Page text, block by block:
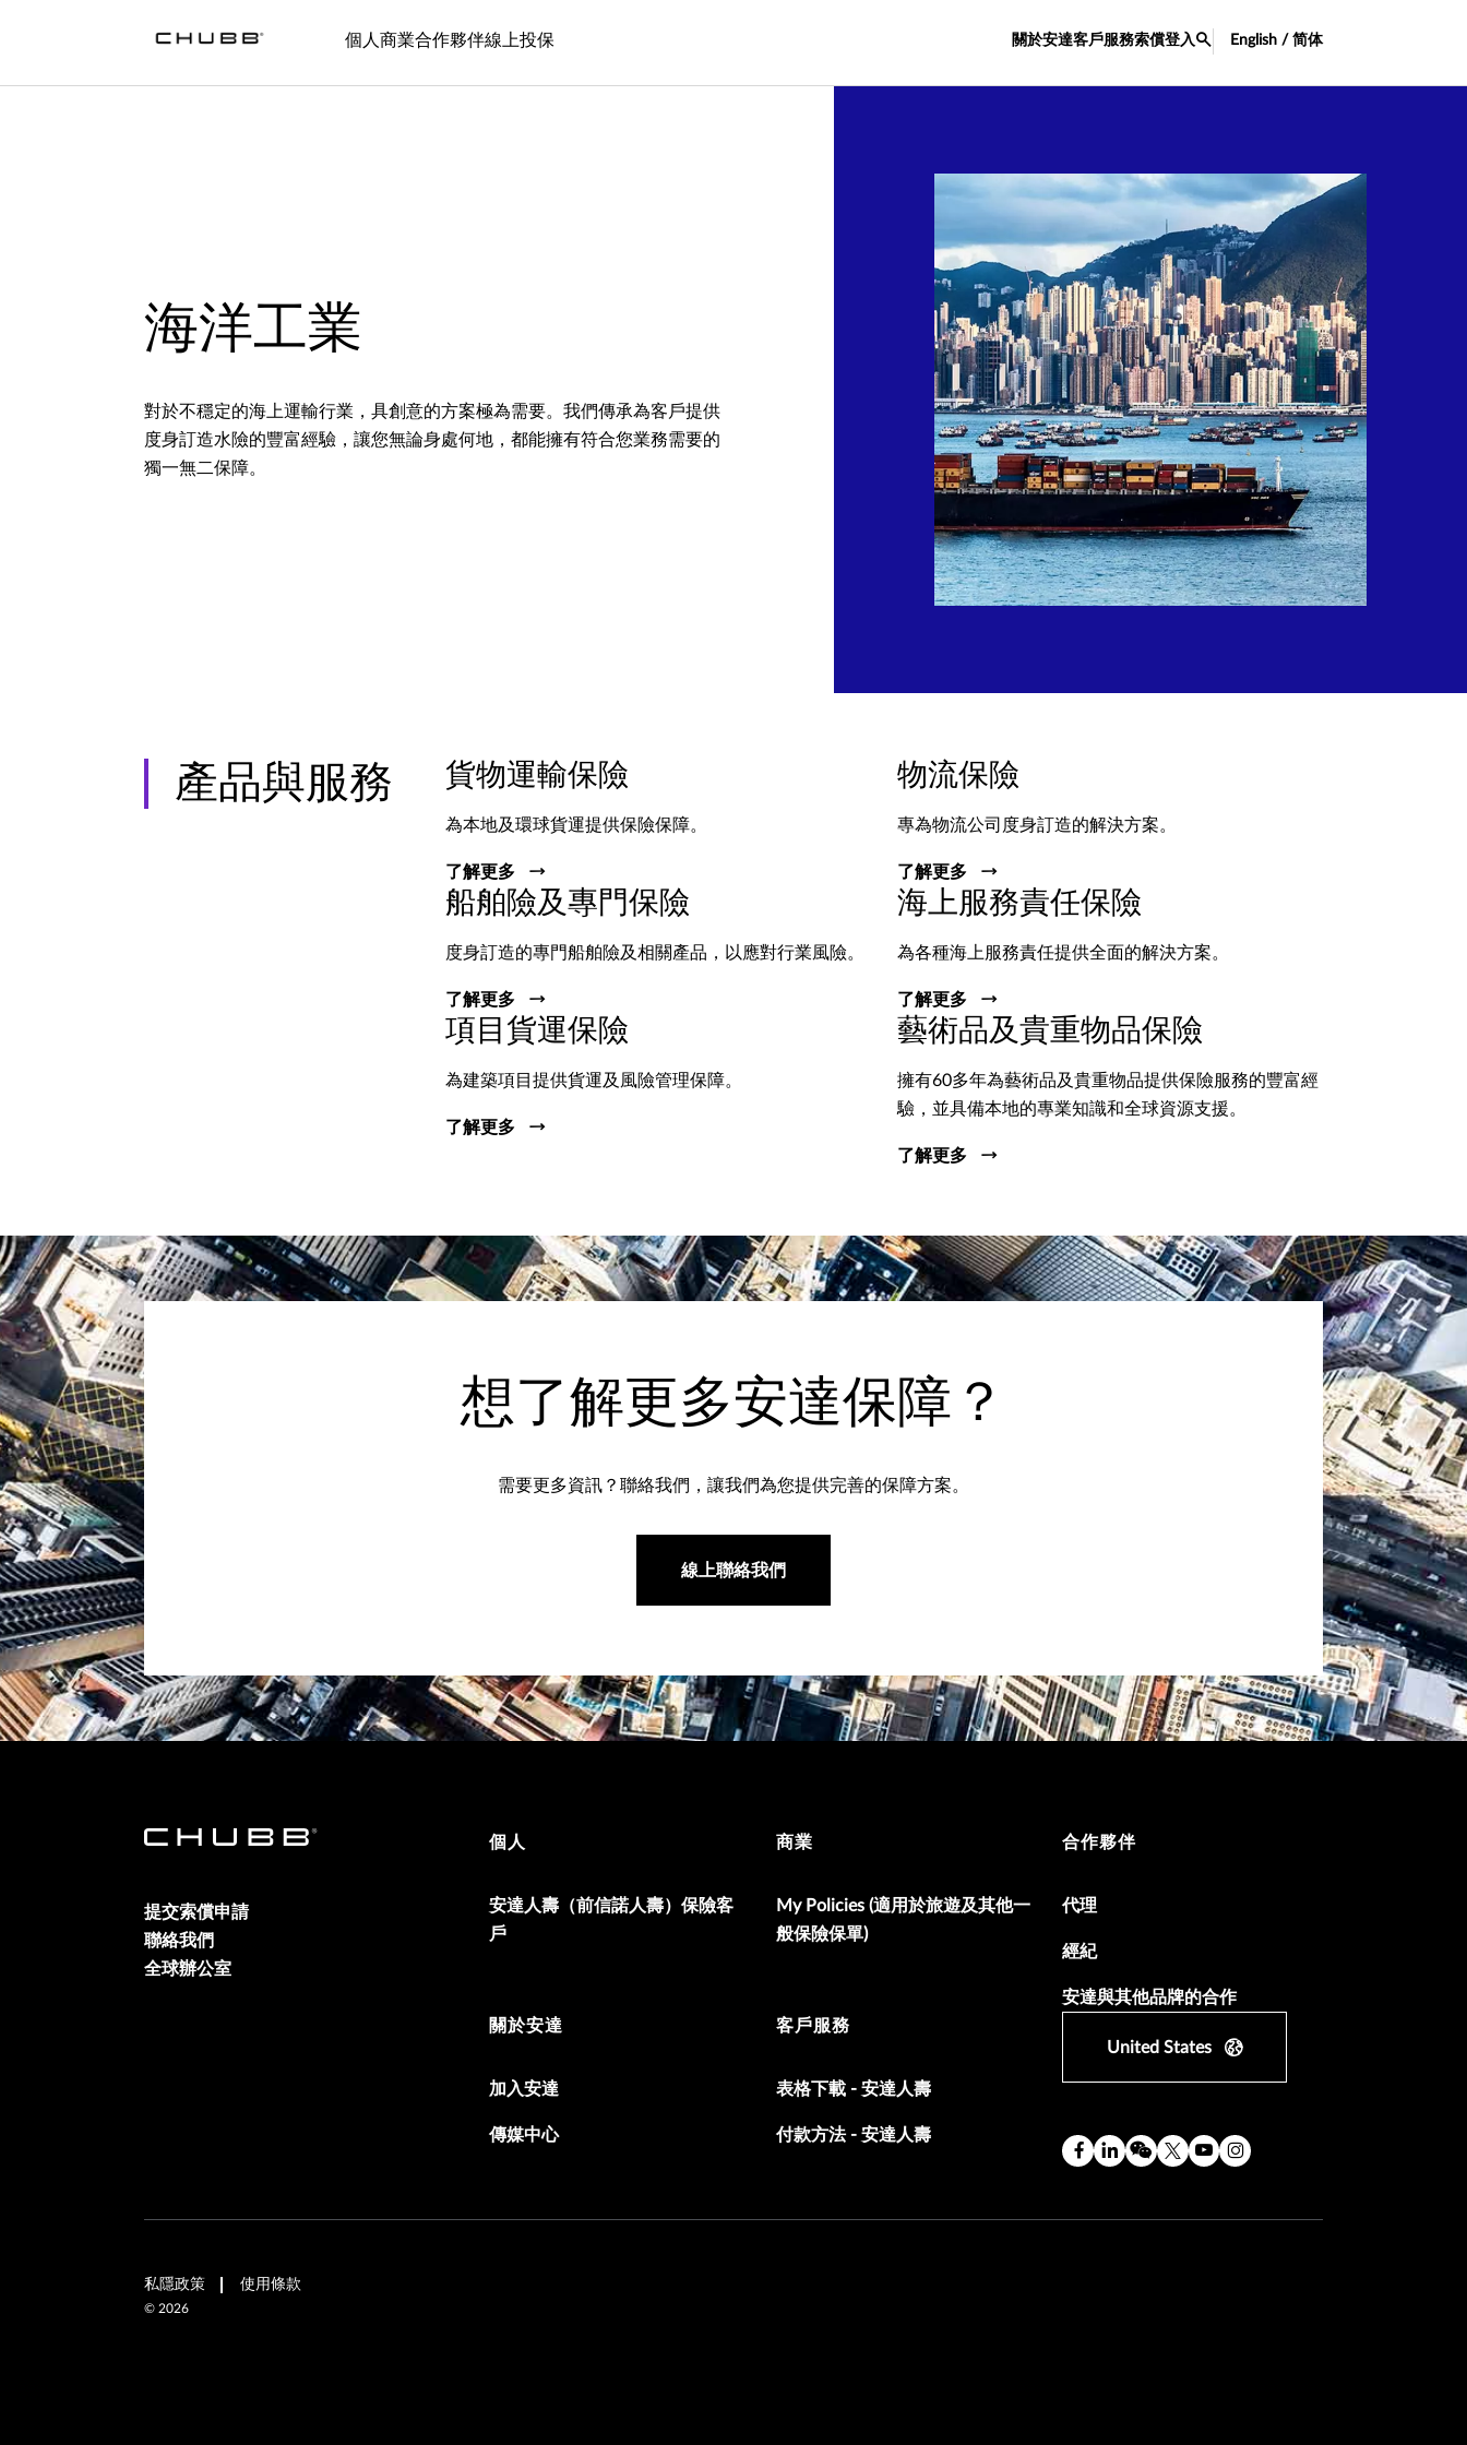
個人 商業合作夥伴線上投保 關於安達客戶服務索償登入 English / 简体
海洋工業
對於不穩定的海上運輸行業，具創意的方案極為需要。我們傳承為客戶提供
度身訂造水險的豐富經驗，讓您無論身處何地，都能擁有符合您業務需要的
獨一無二保障。
產品與服務 貨物運輸保險
為本地及環球貨運提供保險保障。
了解更多
物流保險
專為物流公司度身訂造的解決方案。
了解更多
船舶險及專門保險
度身訂造的專門船舶險及相關產品，以應對行業風險。
了解更多
海上服務責任保險
為各種海上服務責任提供全面的解決方案。
了解更多
項目貨運保險
為建築項目提供貨運及風險管理保障。
了解更多
藝術品及貴重物品保險
擁有60多年為藝術品及貴重物品提供保險服務的豐富經
驗，並具備本地的專業知識和全球資源支援。
了解更多
想了解更多安達保障？
需要更多資訊？聯絡我們，讓我們為您提供完善的保障方案。
線上聯絡我們
提交索償申請
聯絡我們
全球辦公室
個人
安達人壽（前信諾人壽）保險客
戶
商業
My Policies (適用於旅遊及其他一
般保險保單)
合作夥伴
代理
經紀
安達與其他品牌的合作
關於安達
加入安達
傳媒中心
客戶服務
表格下載 - 安達人壽
付款方法 - 安達人壽
United States
私隱政策 使用條款
© 2026